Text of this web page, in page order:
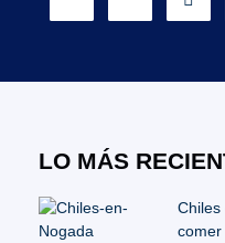
LO MÁS
comer